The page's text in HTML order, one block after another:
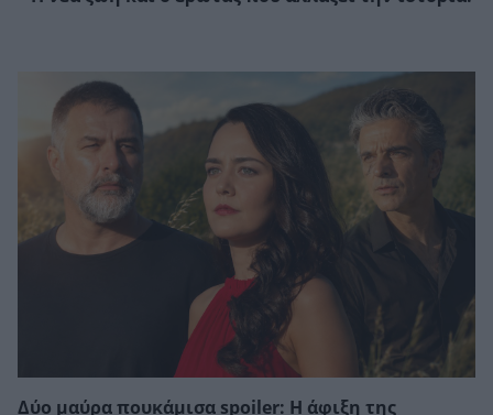
Δύο μαύρα πουκάμισα spoiler: Η άφιξη της